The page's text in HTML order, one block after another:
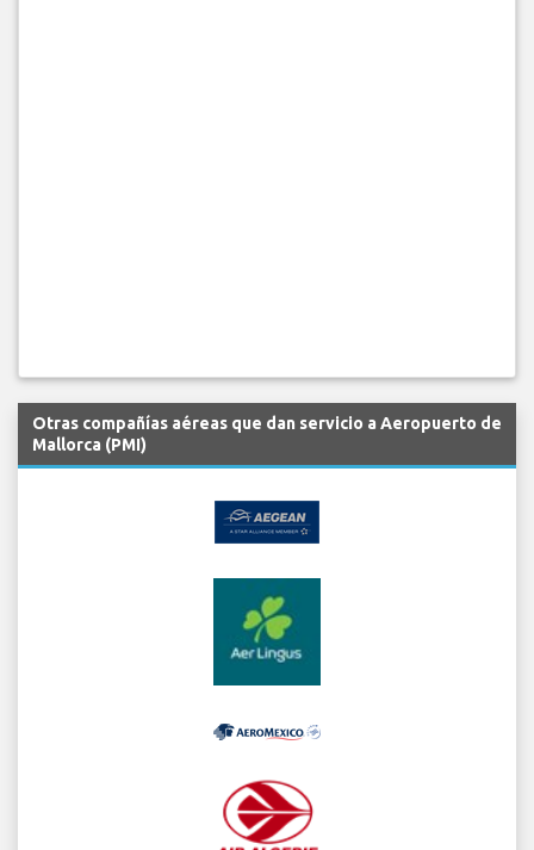
Otras compañías aéreas que dan servicio a Aeropuerto de
Mallorca (PMI)